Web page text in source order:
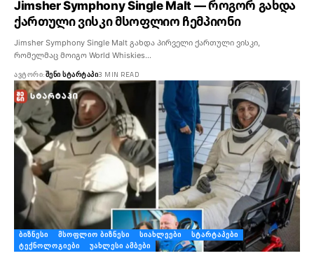
Jimsher Symphony Single Malt — როგორ გახდა
ქართული ვისკი მსოფლიო ჩემპიონი
Jimsher Symphony Single Malt გახდა პირველი ქართული ვისკი,
რომელმაც მოიგო World Whiskies…
ᲐᲕᲢᲝᲠᲘ:ᲨᲔᲜᲘ ᲡᲢᲐᲠᲢᲐᲞᲘ3 MIN READ
ᲑᲘᲖᲜᲔᲡᲘ ᲛᲡᲝᲤᲚᲘᲝ ᲑᲘᲖᲜᲔᲡᲘ ᲡᲘᲐᲮᲚᲔᲔᲑᲘ
ᲡᲢᲐᲠᲢᲐᲞᲔᲑᲘ
ᲢᲔᲥᲜᲝᲚᲝᲒᲘᲔᲑᲘ
ᲣᲐᲮᲚᲔᲡᲘ ᲐᲛᲑᲔᲑᲘ